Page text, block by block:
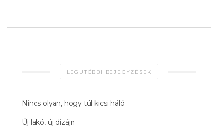
LEGUTÓBBI BEJEGYZÉSEK
Nincs olyan, hogy túl kicsi háló
Új lakó, új dizájn